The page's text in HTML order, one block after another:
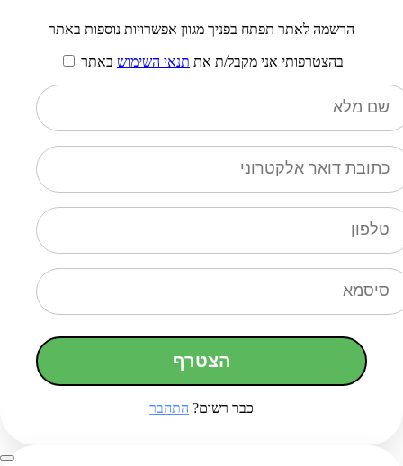
הרשמה לאתר תפתח בפניך מגוון אפשרויות נוספות באתר
בהצטרפותי אני מקבל/ת את תנאי השימוש באתר
הצטרף
כבר רשום? התחבר